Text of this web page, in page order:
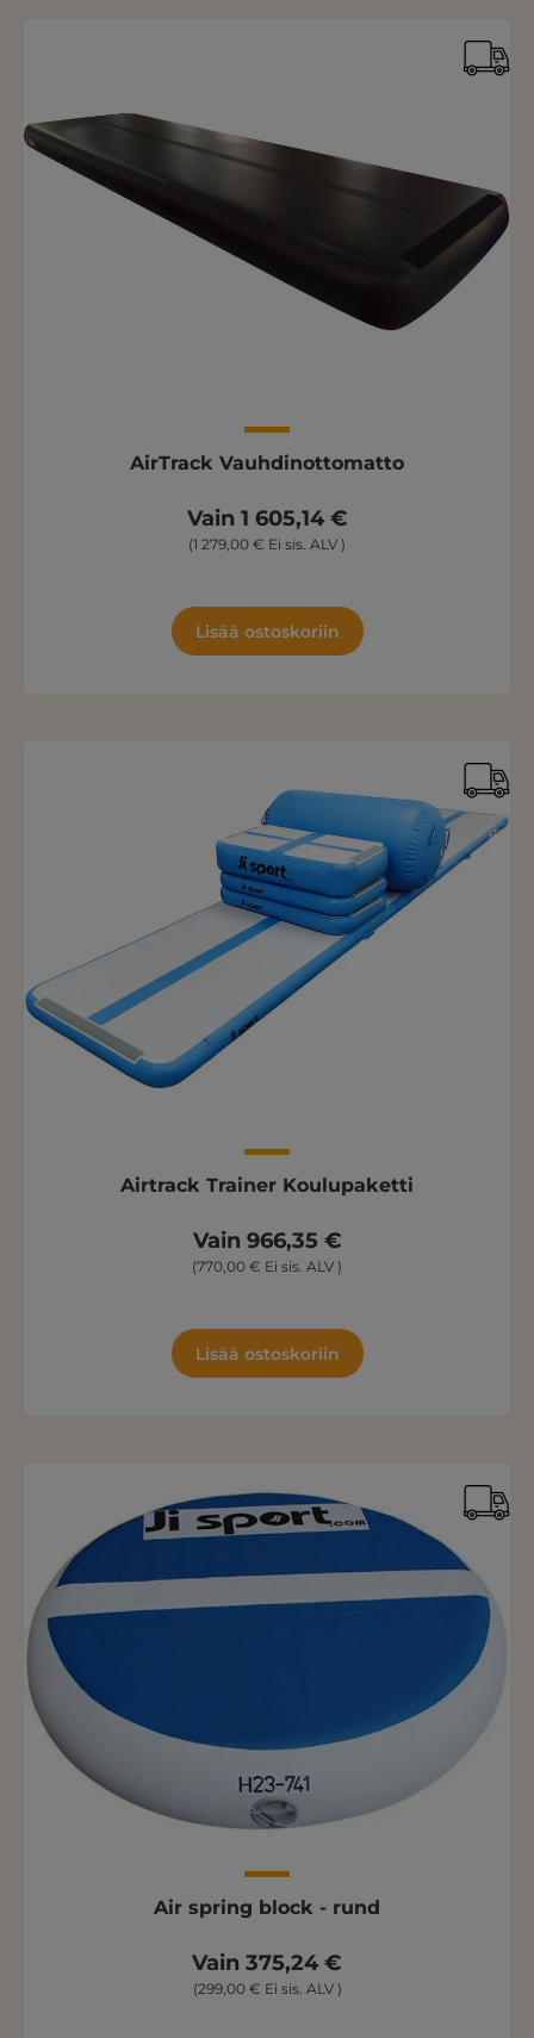
AirTrack Vauhdinottomatto
Vain 1 605,14 €
(1 279,00 € Ei sis. ALV )
Lisää ostoskoriin
Airtrack Trainer Koulupaketti
Vain 966,35 €
(770,00 € Ei sis. ALV )
Lisää ostoskoriin
Air spring block - rund
Vain 375,24 €
(299,00 € Ei sis. ALV )